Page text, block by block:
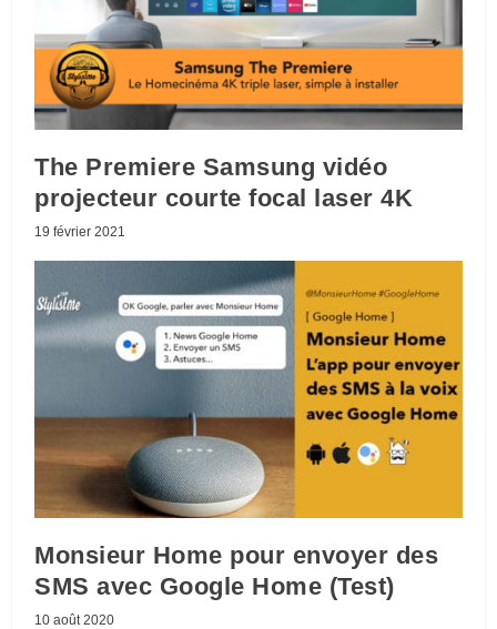
The Premiere Samsung vidéo
projecteur courte focal laser 4K
19 février 2021
Monsieur Home pour envoyer des
SMS avec Google Home (Test)
10 août 2020